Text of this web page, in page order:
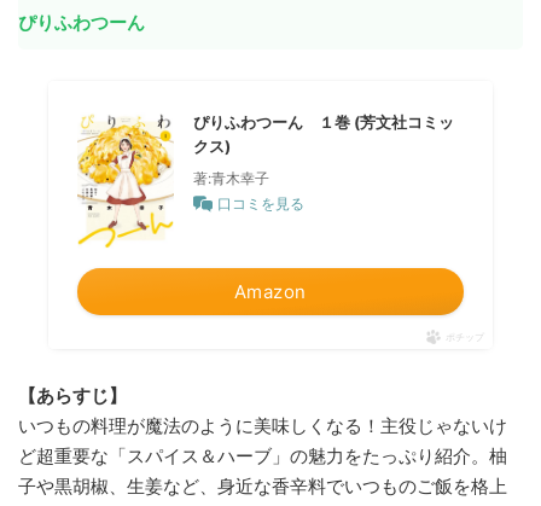
ぴりふわつーん
ぴりふわつーん １巻 (芳文社コミッ
クス)
著:青木幸子
口コミを見る
Amazon
ポチップ
【あらすじ】
いつもの料理が魔法のように美味しくなる！主役じゃないけ
ど超重要な「スパイス＆ハーブ」の魅力をたっぷり紹介。柚
子や黒胡椒、生姜など、身近な香辛料でいつものご飯を格上